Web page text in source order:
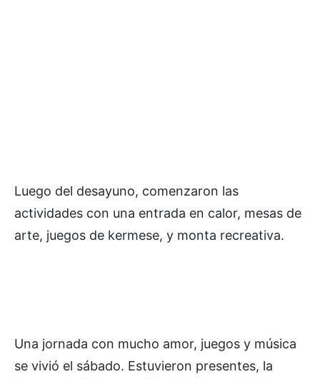
Luego del desayuno, comenzaron las
actividades con una entrada en calor, mesas de
arte, juegos de kermese, y monta recreativa.
Una jornada con mucho amor, juegos y música
se vivió el sábado. Estuvieron presentes, la